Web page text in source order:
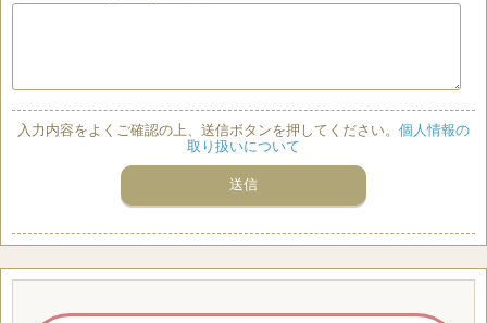
入力内容をよくご確認の上、送信ボタンを押してください。 個人情報の
取り扱いについて